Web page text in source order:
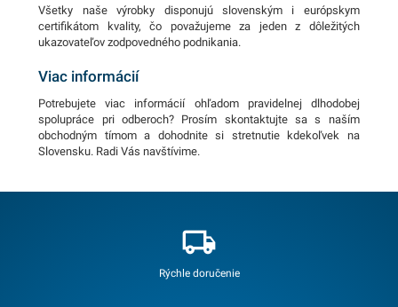
Všetky naše výrobky disponujú slovenským i európskym
certifikátom kvality, čo považujeme za jeden z dôležitých
ukazovateľov zodpovedného podnikania.
Viac informácií
Potrebujete viac informácií ohľadom pravidelnej dlhodobej
spolupráce pri odberoch? Prosím skontaktujte sa s naším
obchodným tímom a dohodnite si stretnutie kdekoľvek na
Slovensku. Radi Vás navštívime.
Rýchle doručenie